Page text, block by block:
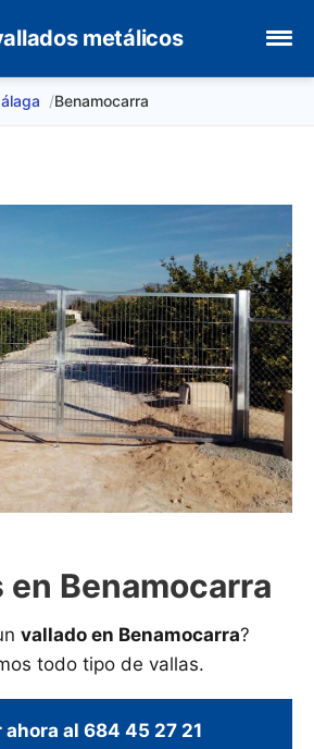
metálicos
Benamocarra
en Benamocarra
vallado en Benamocarra?
todo tipo de vallas.
ahora al 684 45 27 21